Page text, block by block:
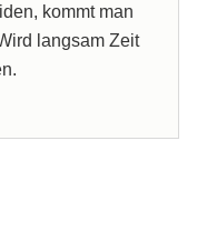
kommt man
langsam Zeit